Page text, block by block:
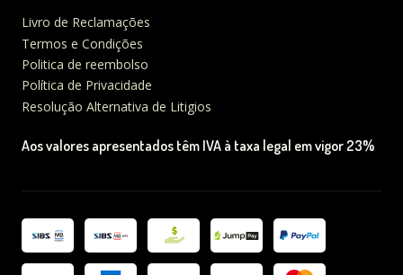
Livro de Reclamações
Termos e Condições
Politica de reembolso
Política de Privacidade
Resolução Alternativa de Litigios
Aos valores apresentados têm IVA à taxa legal em vigor 23%